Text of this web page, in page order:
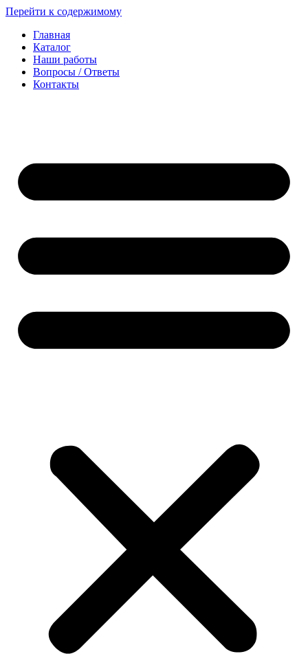
Перейти к содержимому
Главная
Каталог
Наши работы
Вопросы / Ответы
Контакты